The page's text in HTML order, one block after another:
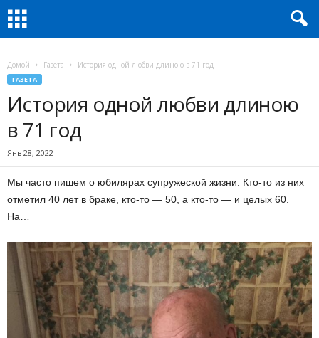
Домой Газета История одной любви длиною в 71 год
ГАЗЕТА
История одной любви длиною
в 71 год
Янв 28, 2022
Мы часто пишем о юбилярах супружеской жизни. Кто-то из них
отметил 40 лет в браке, кто-то — 50, а кто-то — и целых 60.
На…